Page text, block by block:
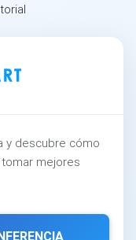
y descubre cómo
tomar mejores